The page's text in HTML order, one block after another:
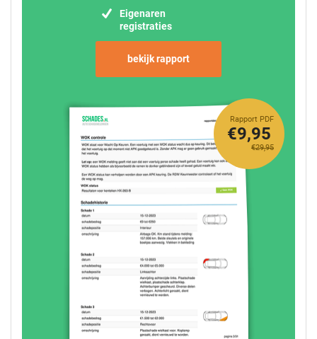
Eigenaren
registraties
bekijk rapport
Rapport PDF
€29,95
€9,95